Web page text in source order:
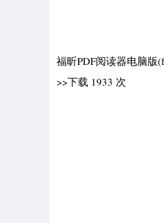
福昕PDF阅读器电脑
>>下载 1933 次